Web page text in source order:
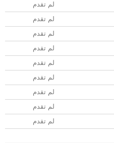
لم تقدم
لم تقدم
لم تقدم
لم تقدم
لم تقدم
لم تقدم
لم تقدم
لم تقدم
لم تقدم